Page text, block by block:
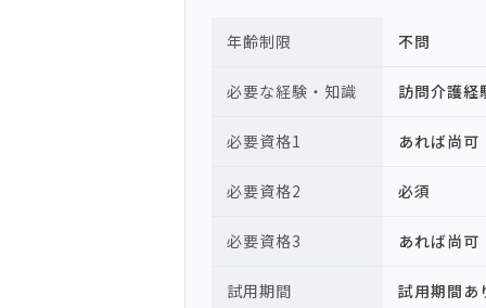
年齢制限 不問
必要な経験・知識 訪問介護
必要資格1 あれば尚可
必要資格2 必須
必要資格3 あれば尚可
試用期間 試用期間あ